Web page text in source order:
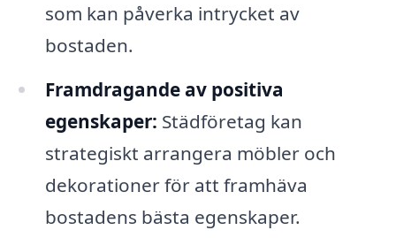
som kan påverka intrycket av
bostaden.
Framdragande av positiva
egenskaper: Städföretag kan
strategiskt arrangera möbler och
dekorationer för att framhäva
bostadens bästa egenskaper.